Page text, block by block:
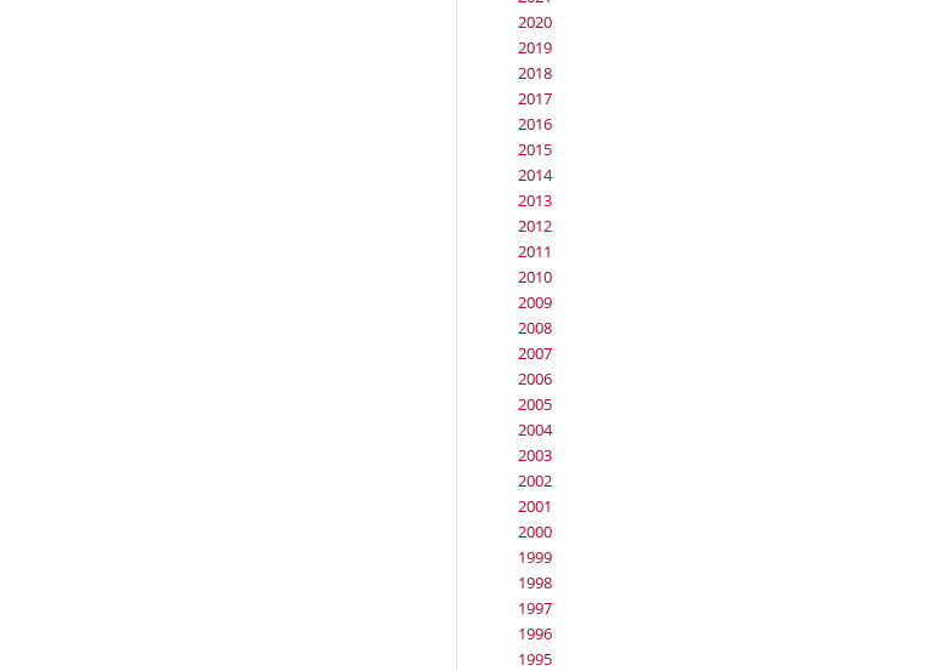
2020
2019
2018
2017
2016
2015
2014
2013
2012
2011
2010
2009
2008
2007
2006
2005
2004
2003
2002
2001
2000
1999
1998
1997
1996
1995